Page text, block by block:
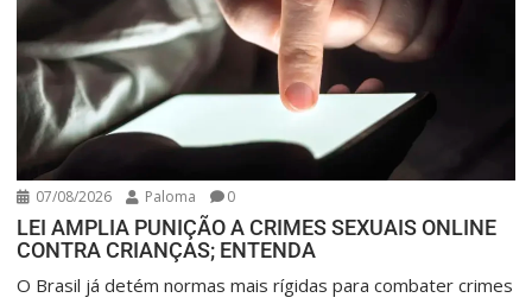
07/08/2026 Paloma 0
LEI AMPLIA PUNIÇÃO A CRIMES SEXUAIS ONLINE
CONTRA CRIANÇAS; ENTENDA
O Brasil já detém normas mais rígidas para combater crimes